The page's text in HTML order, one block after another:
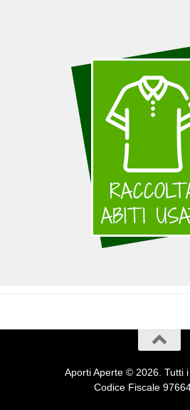
Aporti Aperte © 2026. Tutti
Codice Fiscale